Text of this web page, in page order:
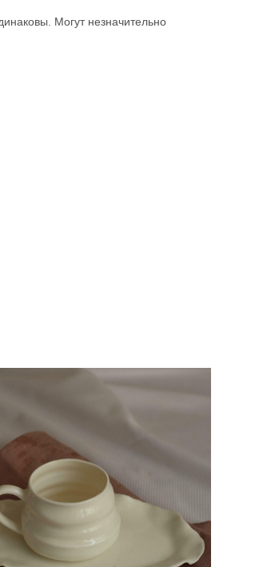
Могут незначительно